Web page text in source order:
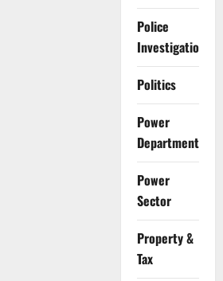
Police
Investigation
Politics
Power
Department
Power
Sector
Property &
Tax